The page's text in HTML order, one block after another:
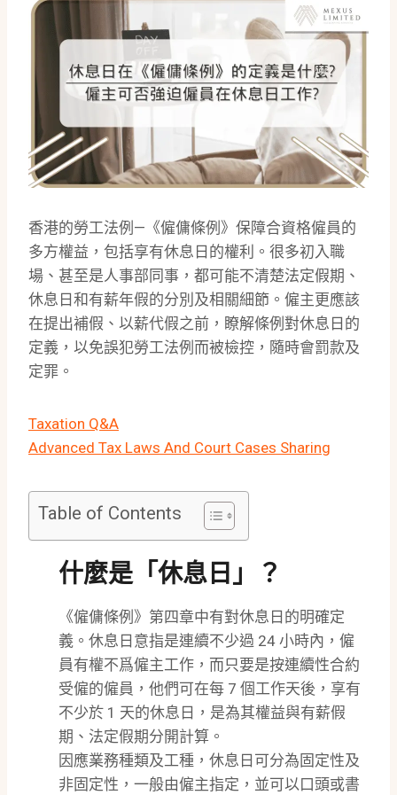
香港的勞工法例—《僱傭條例》保障合資格僱員的
多方權益，包括享有休息日的權利。很多初入職
場、甚至是人事部同事，都可能不清楚法定假期、
休息日和有薪年假的分別及相關細節。僱主更應該
在提出補假、以薪代假之前，瞭解條例對休息日的
定義，以免誤犯勞工法例而被檢控，隨時會罰款及
定罪。
Taxation Q&A
Advanced Tax Laws And Court Cases Sharing
Table of Contents
什麼是「休息日」？
《僱傭條例》第四章中有對休息日的明確定
義。休息日意指是連續不少過 24 小時內，僱
員有權不爲僱主工作，而只要是按連續性合約
受僱的僱員，他們可在每 7 個工作天後，享有
不少於 1 天的休息日，是為其權益與有薪假
期、法定假期分開計算。
因應業務種類及工種，休息日可分為固定性及
非固定性，一般由僱主指定，並可以口頭或書